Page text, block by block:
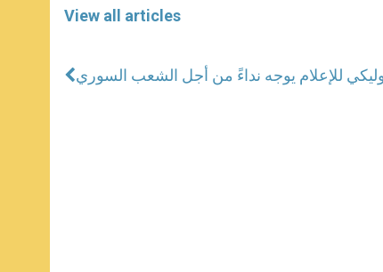
View all articles
للإعلام يوجه نداءً من أجل الشعب السوري